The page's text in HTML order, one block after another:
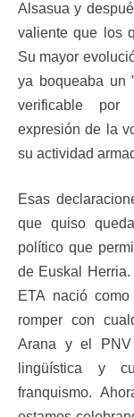
Alsasua y
valiente que los
Su mayor
ya boqueaba un
verificable por
expresión de la
su actividad
Esas
que quiso
político que
de Euskal
ETA nació
romper con
Arana y el
lingüística y
franquismo.